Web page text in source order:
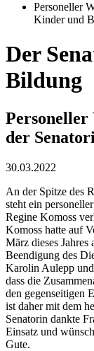
Personeller
Kinder und
Der
Bildung
Personeller
der
30.03.2022
An der Spitze des
steht ein
Regine Komoss
Komoss hatte auf
März dieses Jahres
Beendigung des
Karolin Aulepp und
dass die
den gegenseitigen
ist daher mit dem
Senatorin dankte
Einsatz und
Gute.